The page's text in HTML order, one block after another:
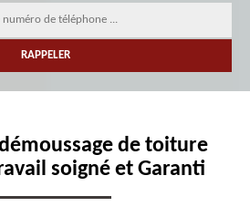
de toiture
soigné et Garanti